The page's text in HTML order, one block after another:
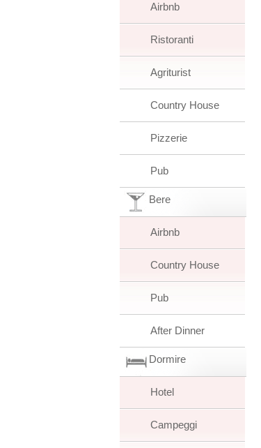
Airbnb
Ristoranti
Agriturist
Country House
Pizzerie
Pub
Bere
Airbnb
Country House
Pub
After Dinner
Dormire
Hotel
Campeggi